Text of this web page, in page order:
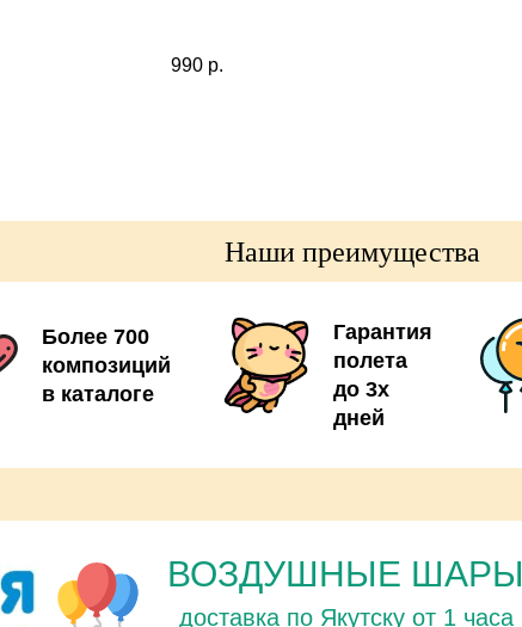
990 р.
Наши преимущества
Более 700
композиций
в каталоге
Гарантия
полета
до 3х
дней
ВОЗДУШНЫЕ ШАРЫ
доставка по Якутску от 1 часа